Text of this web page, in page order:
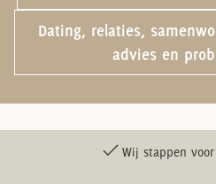
Dating, relaties,
advies en
Wij stappen